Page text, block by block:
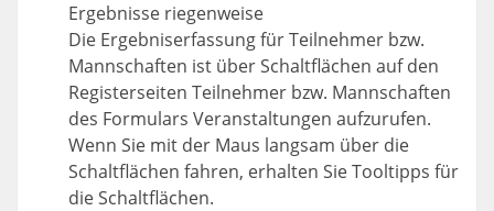
Ergebnisse riegenweise
Die Ergebniserfassung für Teilnehmer bzw.
Mannschaften ist über Schaltflächen auf den
Registerseiten Teilnehmer bzw. Mannschaften
des Formulars Veranstaltungen aufzurufen.
Wenn Sie mit der Maus langsam über die
Schaltflächen fahren, erhalten Sie Tooltipps für
die Schaltflächen.